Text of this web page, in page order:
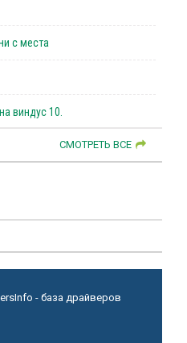
с места
виндус 10.
СМОТРЕТЬ ВСЕ
- база драйверов